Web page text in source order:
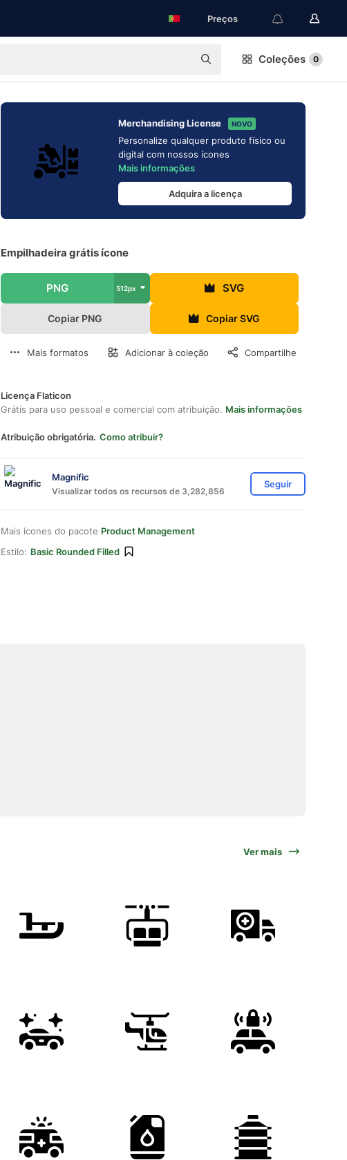
Preços
Coleções 0
Merchandising License NOVO
Personalize qualquer produto físico ou
digital com nossos ícones
Mais informações
Adquira a licença
Empilhadeira grátis ícone
PNG 512px SVG
Copiar PNG Copiar SVG
Mais formatos Adicionar à coleção Compartilhe
Licença Flaticon
Grátis para uso pessoal e comercial com atribuição. Mais informações
Atribuição obrigatória. Como atribuir?
Magnific
Visualizar todos os recursos de 3,282,856
Seguir
Mais ícones do pacote Product Management
Estilo: Basic Rounded Filled
Ver mais